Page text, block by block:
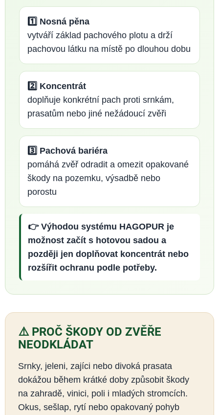
1️⃣ Nosná pěna
vytváří základ pachového plotu a drží
pachovou látku na místě po dlouhou dobu
2️⃣ Koncentrát
doplňuje konkrétní pach proti srnkám,
prasatům nebo jiné nežádoucí zvěři
3️⃣ Pachová bariéra
pomáhá zvěř odradit a omezit opakované
škody na pozemku, výsadbě nebo
porostu
👉 Výhodou systému HAGOPUR je
možnost začít s hotovou sadou a
později jen doplňovat koncentrát nebo
rozšířit ochranu podle potřeby.
⚠️ PROČ ŠKODY OD ZVĚŘE
NEODKLÁDAT
Srnky, jeleni, zajíci nebo divoká prasata
dokážou během krátké doby způsobit škody
na zahradě, vinici, poli i mladých stromcích.
Okus, sešlap, rytí nebo opakovaný pohyb